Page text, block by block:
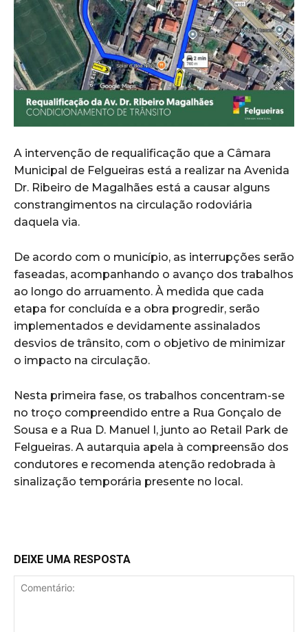
A intervenção de requalificação que a Câmara
Municipal de Felgueiras está a realizar na Avenida
Dr. Ribeiro de Magalhães está a causar alguns
constrangimentos na circulação rodoviária
daquela via.
De acordo com o município, as interrupções serão
faseadas, acompanhando o avanço dos trabalhos
ao longo do arruamento. À medida que cada
etapa for concluída e a obra progredir, serão
implementados e devidamente assinalados
desvios de trânsito, com o objetivo de minimizar
o impacto na circulação.
Nesta primeira fase, os trabalhos concentram-se
no troço compreendido entre a Rua Gonçalo de
Sousa e a Rua D. Manuel I, junto ao Retail Park de
Felgueiras. A autarquia apela à compreensão dos
condutores e recomenda atenção redobrada à
sinalização temporária presente no local.
DEIXE UMA RESPOSTA